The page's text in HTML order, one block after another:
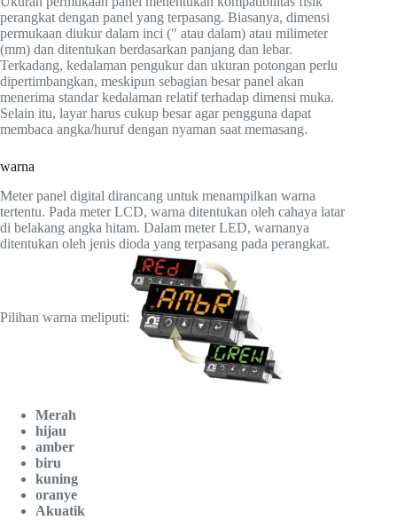
perangkat dengan panel yang terpasang. Biasanya, dimensi
permukaan diukur dalam inci (" atau dalam) atau milimeter
(mm) dan ditentukan berdasarkan panjang dan lebar.
Terkadang, kedalaman pengukur dan ukuran potongan perlu
dipertimbangkan, meskipun sebagian besar panel akan
menerima standar kedalaman relatif terhadap dimensi muka.
Selain itu, layar harus cukup besar agar pengguna dapat
membaca angka/huruf dengan nyaman saat memasang.
warna
Meter panel digital dirancang untuk menampilkan warna
tertentu. Pada meter LCD, warna ditentukan oleh cahaya latar
di belakang angka hitam. Dalam meter LED, warnanya
ditentukan oleh jenis dioda yang terpasang pada perangkat.
Pilihan warna meliputi:
Merah
hijau
amber
biru
kuning
oranye
Akuatik